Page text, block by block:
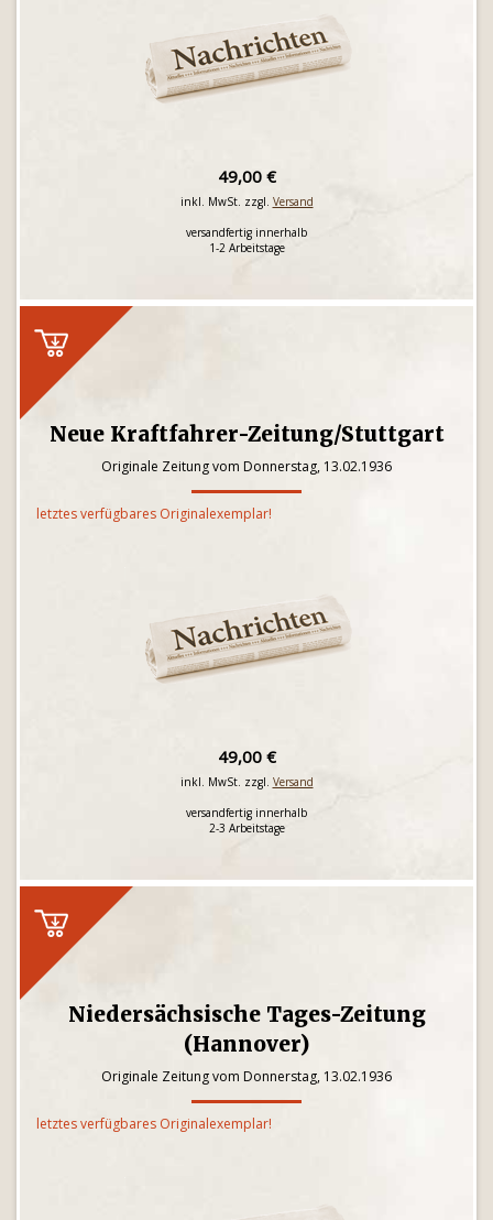
49,00 €
inkl. MwSt. zzgl. Versand
versandfertig innerhalb
1-2 Arbeitstage
Neue Kraftfahrer-Zeitung/Stuttgart
Originale Zeitung vom Donnerstag, 13.02.1936
letztes verfügbares Originalexemplar!
49,00 €
inkl. MwSt. zzgl. Versand
versandfertig innerhalb
2-3 Arbeitstage
Niedersächsische Tages-Zeitung
(Hannover)
Originale Zeitung vom Donnerstag, 13.02.1936
letztes verfügbares Originalexemplar!